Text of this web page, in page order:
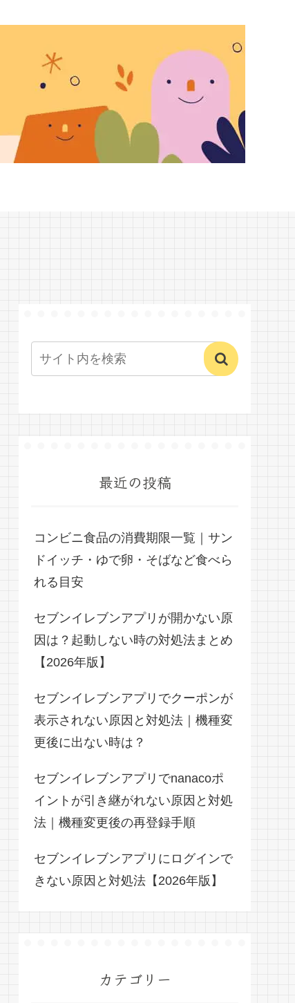
最近の投稿
コンビニ食品の消費期限一覧｜サン
ドイッチ・ゆで卵・そばなど食べら
れる目安
セブンイレブンアプリが開かない原
因は？起動しない時の対処法まとめ
【2026年版】
セブンイレブンアプリでクーポンが
表示されない原因と対処法｜機種変
更後に出ない時は？
セブンイレブンアプリでnanacoポ
イントが引き継がれない原因と対処
法｜機種変更後の再登録手順
セブンイレブンアプリにログインで
きない原因と対処法【2026年版】
カテゴリー